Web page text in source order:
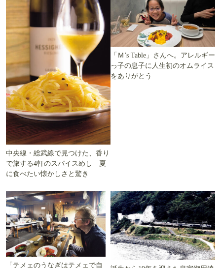
中央線・総武線で見つけた、香り
で旅する4軒のスパイスめし 夏
に食べたい懐かしさと驚き
「Ｍ’s Table」さんへ。アレルギー
っ子の息子に人生初のオムライス
をありがとう
「テメェのうなぎはテメェで自